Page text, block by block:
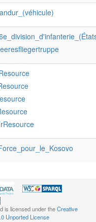
is licensed under theCreative
Unported License